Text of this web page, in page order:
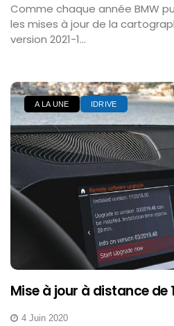
Comme chaque année BMW
les mises à jour de la
version 2021-1...
A LA UNE IDRIVE
Mise à jour à distance de
4 Juin 2020